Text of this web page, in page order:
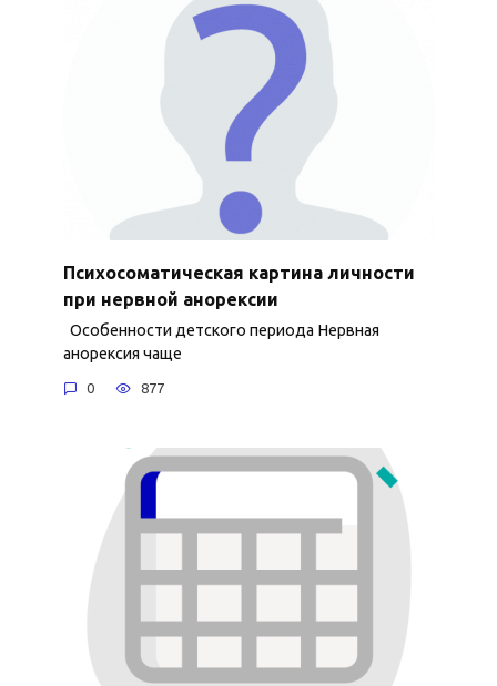
Психосоматическая картина личности
при нервной анорексии
Особенности детского периода Нервная
анорексия чаще
0 877